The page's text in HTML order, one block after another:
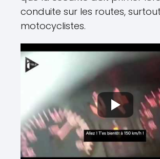
conduite sur les routes,
motocyclistes.